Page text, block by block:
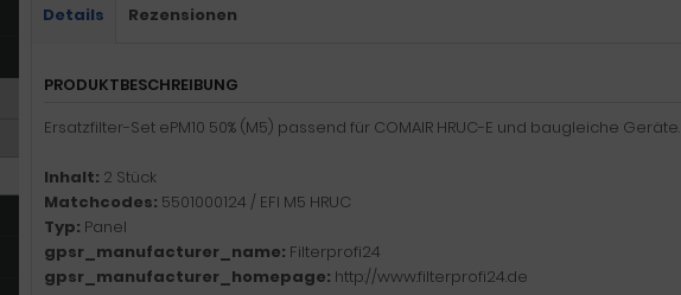
Details Rezensionen
PRODUKTBESCHREIBUNG
Ersatzfilter-Set ePM10 50% (M5) passend für COMAIR HRUC-E und baugleiche Geräte.
Inhalt: 2 Stück
Matchcodes: 5501000124 / EFI M5 HRUC
Typ: Panel
gpsr_manufacturer_name: Filterprofi24
gpsr_manufacturer_homepage: http://www.filterprofi24.de